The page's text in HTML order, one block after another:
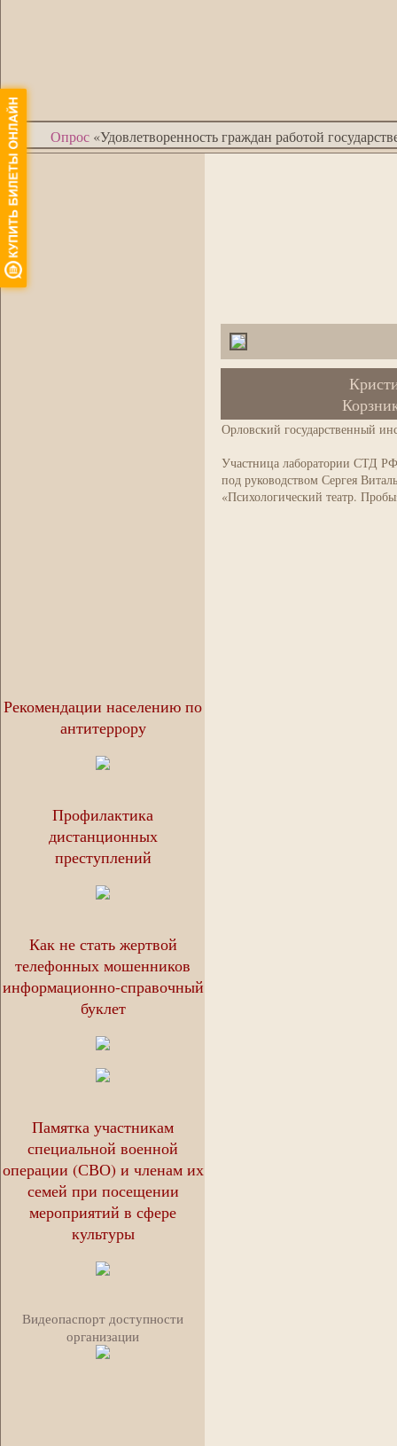
Опрос «Удовлетворенность граждан работой
Рекомендации населению по
антитеррору
Профилактика
дистанционных
преступлений
Как не стать жертвой
телефонных мошенников
информационно-справочный
буклет
Памятка участникам
специальной военной
операции (СВО) и членам их
семей при посещении
мероприятий в сфере
культуры
Видеопаспорт доступности
организации
Орловский государственный
Участница лаборатории СТД РФ
под руководством Сергея
«Психологический театр.